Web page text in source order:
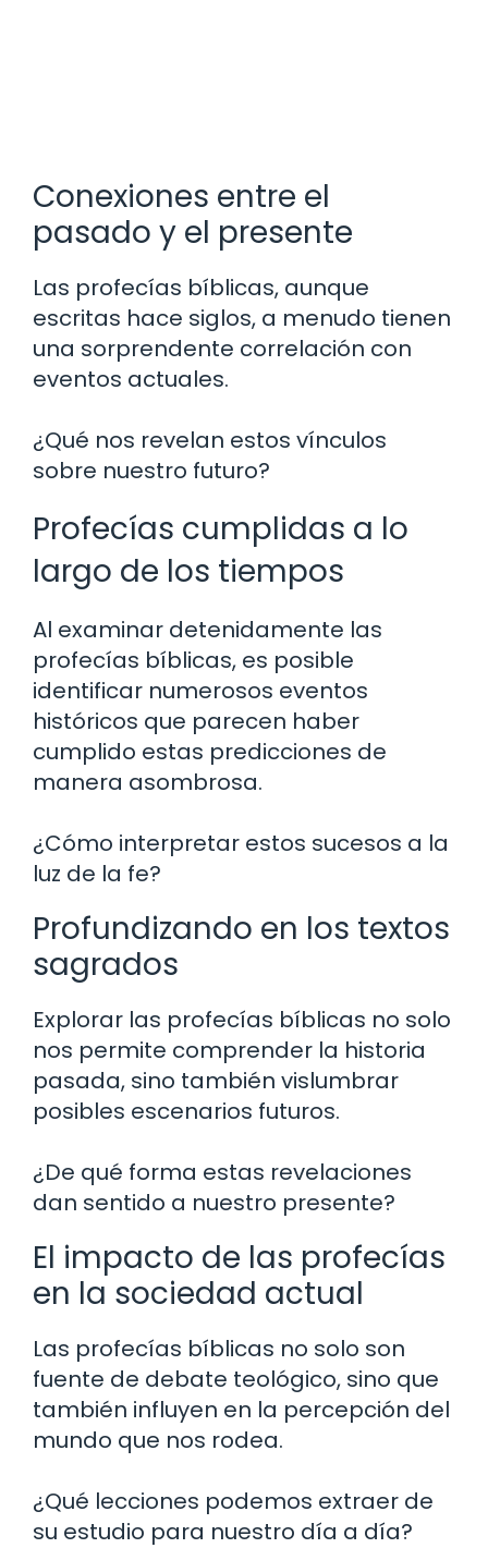
Conexiones entre el
pasado y el presente
Las profecías bíblicas, aunque
escritas hace siglos, a menudo tienen
una sorprendente correlación con
eventos actuales.
¿Qué nos revelan estos vínculos
sobre nuestro futuro?
Profecías cumplidas a lo
largo de los tiempos
Al examinar detenidamente las
profecías bíblicas, es posible
identificar numerosos eventos
históricos que parecen haber
cumplido estas predicciones de
manera asombrosa.
¿Cómo interpretar estos sucesos a la
luz de la fe?
Profundizando en los textos
sagrados
Explorar las profecías bíblicas no solo
nos permite comprender la historia
pasada, sino también vislumbrar
posibles escenarios futuros.
¿De qué forma estas revelaciones
dan sentido a nuestro presente?
El impacto de las profecías
en la sociedad actual
Las profecías bíblicas no solo son
fuente de debate teológico, sino que
también influyen en la percepción del
mundo que nos rodea.
¿Qué lecciones podemos extraer de
su estudio para nuestro día a día?